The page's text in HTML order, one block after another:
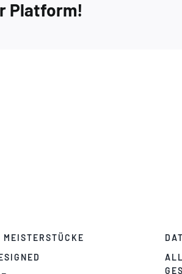
Extra
Platform!
MEISTERSTÜCKE